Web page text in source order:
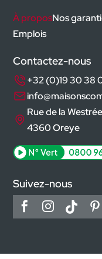
À proposNos
Emplois
Contactez-nous
+32 (0)19 30 38
Rue de la
4360 Oreye
Suivez-nous